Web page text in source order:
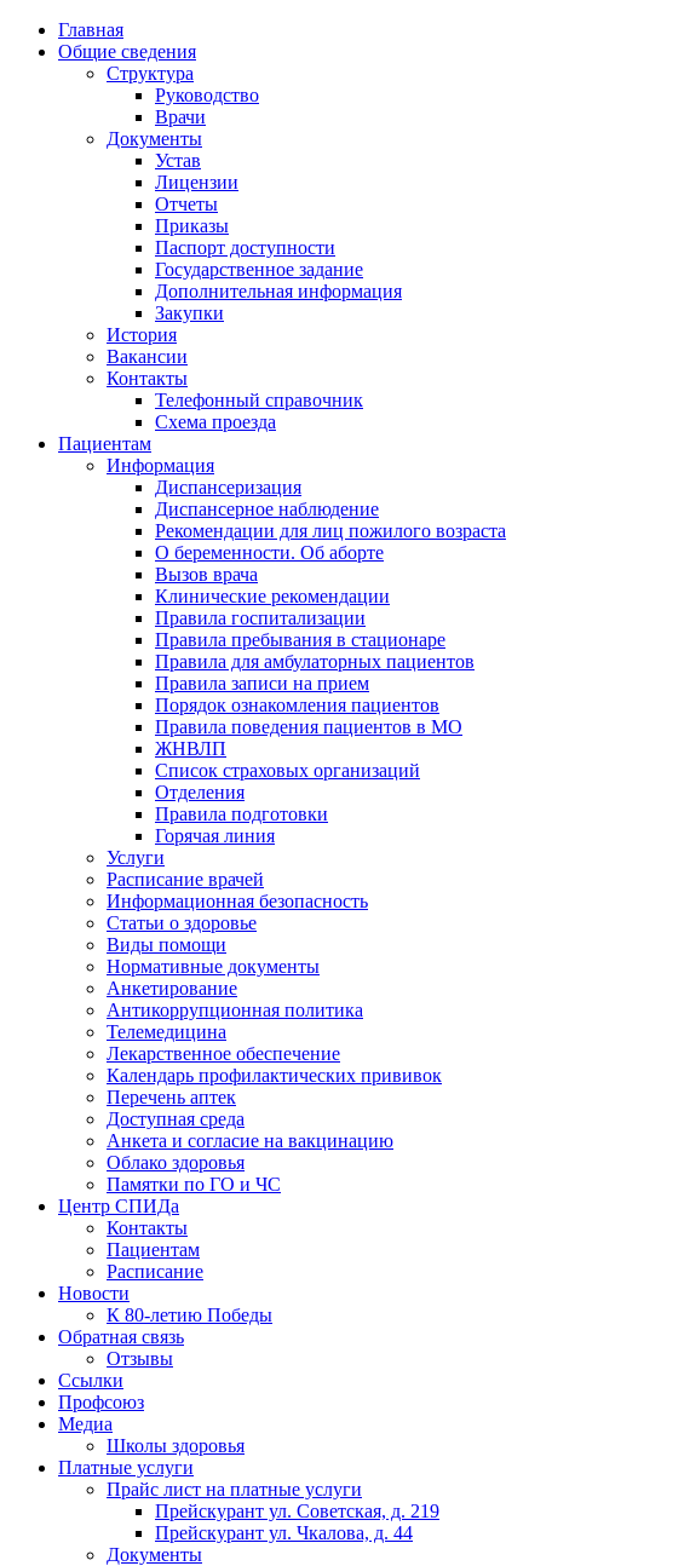
Главная
Общие сведения
Структура
Руководство
Врачи
Документы
Устав
Лицензии
Отчеты
Приказы
Паспорт доступности
Государственное задание
Дополнительная информация
Закупки
История
Вакансии
Контакты
Телефонный справочник
Схема проезда
Пациентам
Информация
Диспансеризация
Диспансерное наблюдение
Рекомендации для лиц пожилого возраста
О беременности. Об аборте
Вызов врача
Клинические рекомендации
Правила госпитализации
Правила пребывания в стационаре
Правила для амбулаторных пациентов
Правила записи на прием
Порядок ознакомления пациентов
Правила поведения пациентов в МО
ЖНВЛП
Список страховых организаций
Отделения
Правила подготовки
Горячая линия
Услуги
Расписание врачей
Информационная безопасность
Статьи о здоровье
Виды помощи
Нормативные документы
Анкетирование
Антикоррупционная политика
Телемедицина
Лекарственное обеспечение
Календарь профилактических прививок
Перечень аптек
Доступная среда
Анкета и согласие на вакцинацию
Облако здоровья
Памятки по ГО и ЧС
Центр СПИДа
Контакты
Пациентам
Расписание
Новости
К 80-летию Победы
Обратная связь
Отзывы
Ссылки
Профсоюз
Медиа
Школы здоровья
Платные услуги
Прайс лист на платные услуги
Прейскурант ул. Советская, д. 219
Прейскурант ул. Чкалова, д. 44
Документы